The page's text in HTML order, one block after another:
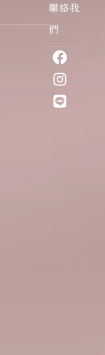
聯絡我
們